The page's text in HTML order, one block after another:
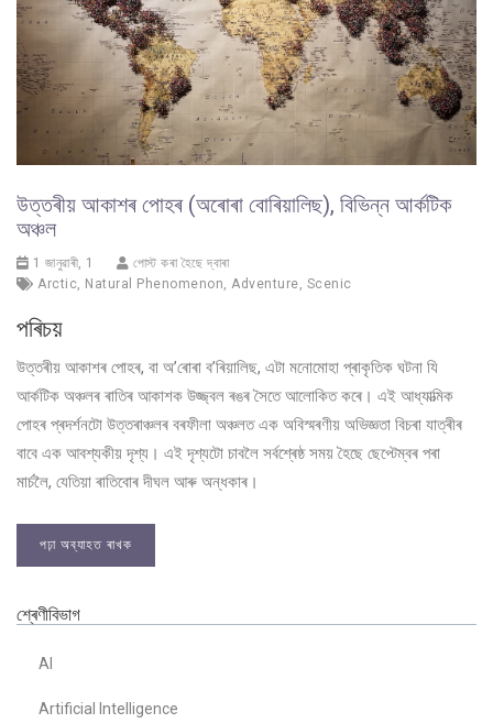
উত্তৰীয় আকাশৰ পোহৰ (অৰোৰা বোৰিয়ালিছ), বিভিন্ন আৰ্কটিক
অঞ্চল
1 জানুৱাৰী, 1
পোস্ট কৰা হৈছে দ্বাৰা
Arctic, Natural Phenomenon, Adventure, Scenic
পৰিচয়
উত্তৰীয় আকাশৰ পোহৰ, বা অ’ৰোৰা ব’ৰিয়ালিছ, এটা মনোমোহা প্ৰাকৃতিক ঘটনা যি
আৰ্কটিক অঞ্চলৰ ৰাতিৰ আকাশক উজ্জ্বল ৰঙৰ সৈতে আলোকিত কৰে। এই আধ্যাত্মিক
পোহৰ প্ৰদৰ্শনটো উত্তৰাঞ্চলৰ বৰফীলা অঞ্চলত এক অবিস্মৰণীয় অভিজ্ঞতা বিচৰা যাত্ৰীৰ
বাবে এক আবশ্যকীয় দৃশ্য। এই দৃশ্যটো চাবলৈ সৰ্বশ্ৰেষ্ঠ সময় হৈছে ছেপ্টেম্বৰ পৰা
মাৰ্চলৈ, যেতিয়া ৰাতিবোৰ দীঘল আৰু অন্ধকাৰ।
পঢ়া অব্যাহত ৰাখক
শ্ৰেণীবিভাগ
AI
Artificial Intelligence